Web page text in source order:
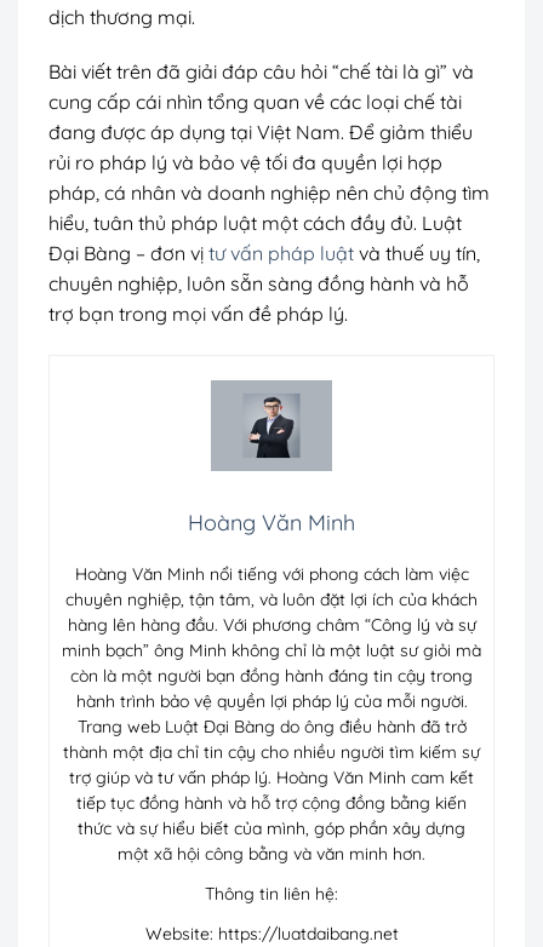
dịch thương mại.
Bài viết trên đã giải đáp câu hỏi “chế tài là gì” và
cung cấp cái nhìn tổng quan về các loại chế tài
đang được áp dụng tại Việt Nam. Để giảm thiểu
rủi ro pháp lý và bảo vệ tối đa quyền lợi hợp
pháp, cá nhân và doanh nghiệp nên chủ động tìm
hiểu, tuân thủ pháp luật một cách đầy đủ. Luật
Đại Bàng – đơn vị tư vấn pháp luật và thuế uy tín,
chuyên nghiệp, luôn sẵn sàng đồng hành và hỗ
trợ bạn trong mọi vấn đề pháp lý.
Hoàng Văn Minh
Hoàng Văn Minh nổi tiếng với phong cách làm việc
chuyên nghiệp, tận tâm, và luôn đặt lợi ích của khách
hàng lên hàng đầu. Với phương châm “Công lý và sự
minh bạch” ông Minh không chỉ là một luật sư giỏi mà
còn là một người bạn đồng hành đáng tin cậy trong
hành trình bảo vệ quyền lợi pháp lý của mỗi người.
Trang web Luật Đại Bàng do ông điều hành đã trở
thành một địa chỉ tin cậy cho nhiều người tìm kiếm sự
trợ giúp và tư vấn pháp lý. Hoàng Văn Minh cam kết
tiếp tục đồng hành và hỗ trợ cộng đồng bằng kiến
thức và sự hiểu biết của mình, góp phần xây dựng
một xã hội công bằng và văn minh hơn.
Thông tin liên hệ:
Website: https://luatdaibang.net